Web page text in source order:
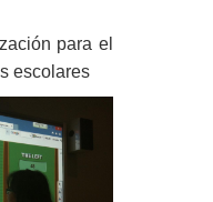
para el
escolares